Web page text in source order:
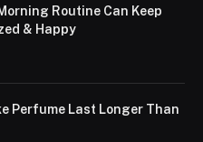
Routine Can Keep
& Happy
Perfume Last Longer Than